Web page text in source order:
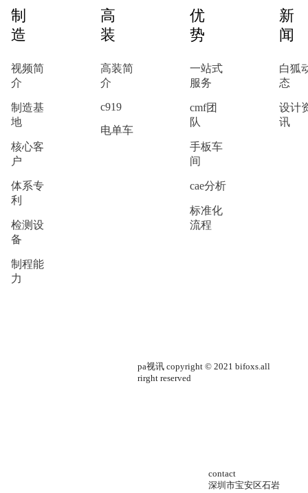
制
造
视频简
介
制造基
地
核心客
户
体系专
利
检测设
备
制程能
力
高
装
高装简
介
c919
电单车
优
势
一站式
服务
cmf团
队
手板车
间
cae分析
标准化
流程
新
闻
白狐
态
设计
讯
pa视讯 copyright © 2021 bifoxs.all
rirght reserved
contact
深圳市宝安区石岩